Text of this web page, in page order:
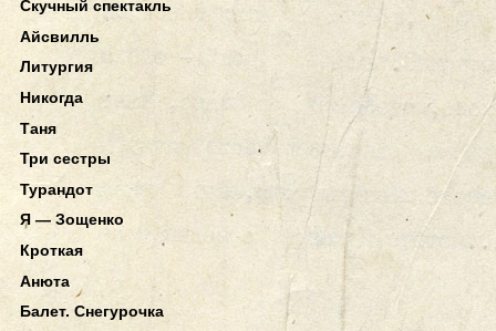
Скучный спектакль
Айсвилль
Литургия
Никогда
Таня
Три сестры
Турандот
Я — Зощенко
Кроткая
Анюта
Балет. Снегурочка